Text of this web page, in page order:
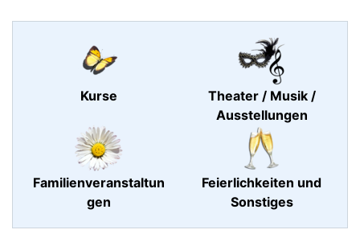
Kurse
Theater / Musik /
Ausstellungen
Familienveranstaltun
gen
Feierlichkeiten und
Sonstiges